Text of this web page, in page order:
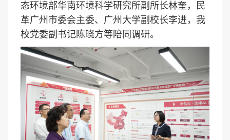
态环境部华南环境科学研究所副所长林奎，民
革广州市委会主委、广州大学副校长李进，我
校党委副书记陈晓方等陪同调研。